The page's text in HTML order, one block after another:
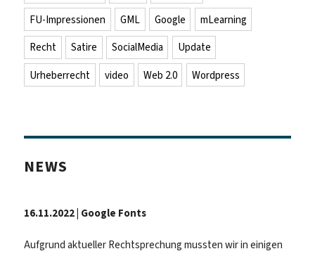
FU-Impressionen
GML Google
mLearning
Recht
Satire SocialMedia
Update
Urheberrecht
video Web 2.0 Wordpress
NEWS
16.11.2022 | Google Fonts
Aufgrund aktueller Rechtsprechung mussten wir in einigen